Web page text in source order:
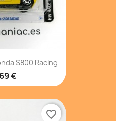
S800 Racing
€
favorite_border